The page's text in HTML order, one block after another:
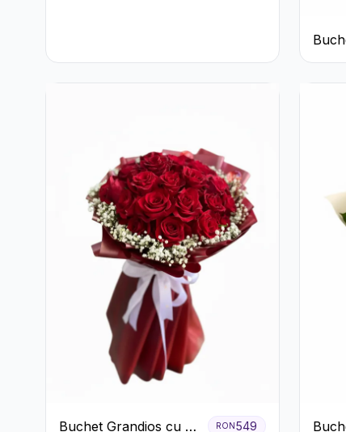
Buchet Grandios cu 25
RON 549